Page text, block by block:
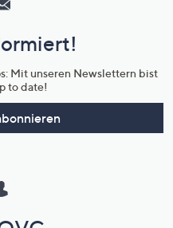
Mit unseren Newslettern bist
to date!